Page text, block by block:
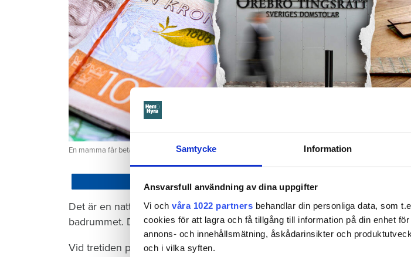
Samtycke Information
Ansvarsfull användning av dina uppgifter
Vi och våra 1022 partners behandlar din personliga data, som
cookies för att lagra och få tillgång till information på din enhet
annons- och innehållsmätning, åskådarinsikter och
och i vilka syften.
Foto: Getty/ Tommy
En mamma får betala 300 000 kronor efter att ett barn satt på en vattenkran. Arkivbild från en annan
Det är en natt hösten 2022. Barnet som har diagnostiserats med autism
badrummet. Där vrider barnet på kranen i duschen. Men hen stänger
Vid tretiden på natten vaknar mamman och då har vattnet spridit sig i